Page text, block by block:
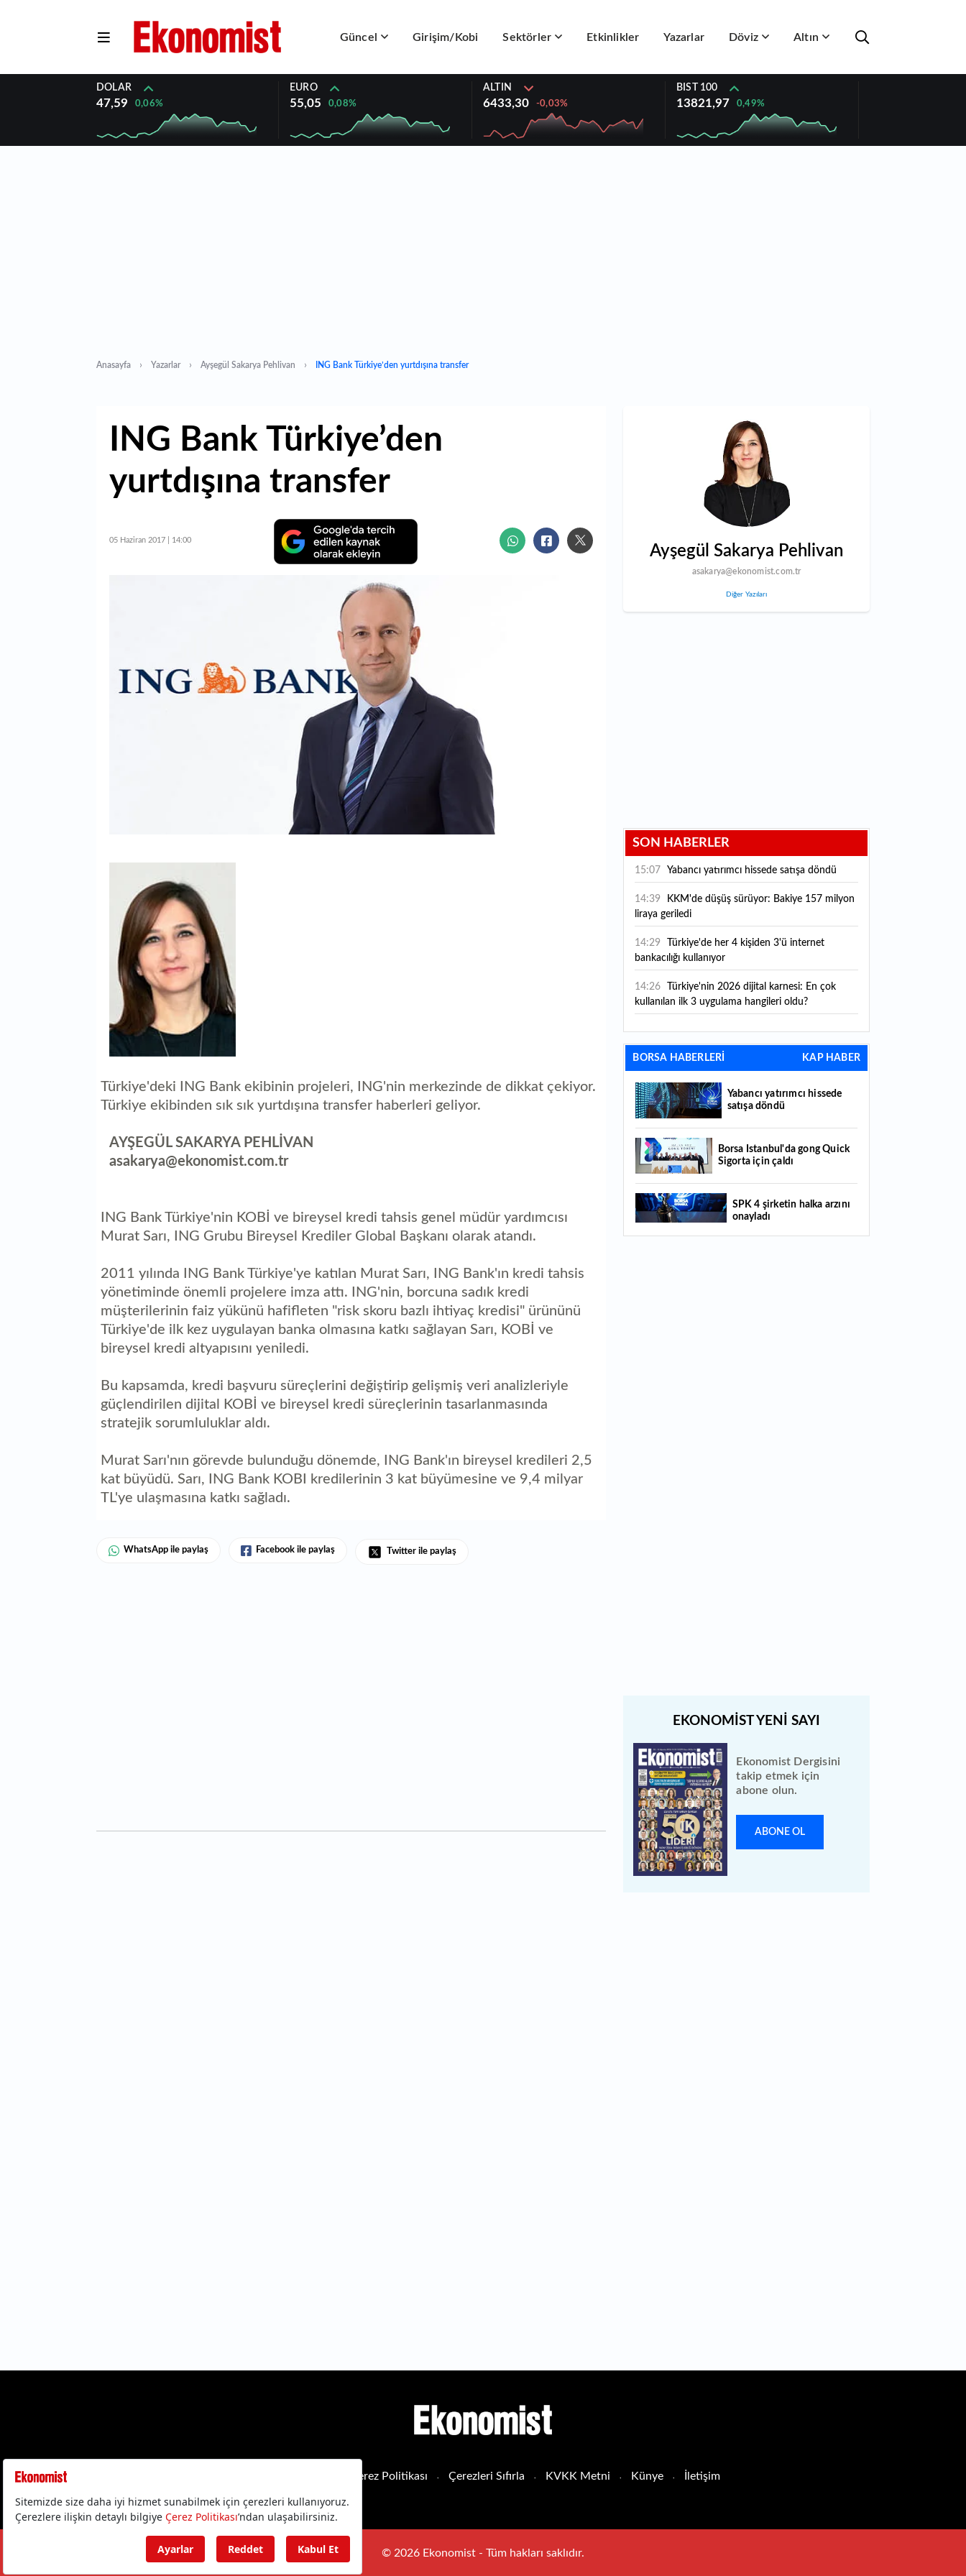
Güncel Girişim/Kobi Sektörler Etkinlikler Yazarlar Döviz Altın
DOLAR
47,59 0,06%
EURO
55,05 0,08%
ALTIN
6433,30 -0,03%
BIST 100
13821,97 0,49%
Anasayfa Yazarlar Ayşegül Sakarya Pehlivan ING Bank Türkiye’den yurtdışına transfer
ING Bank Türkiye’den
yurtdışına transfer
05 Haziran 2017 | 14:00
Türkiye'deki ING Bank ekibinin projeleri, ING'nin merkezinde de dikkat çekiyor.
Türkiye ekibinden sık sık yurtdışına transfer haberleri geliyor.
AYŞEGÜL SAKARYA PEHLİVAN
asakarya@ekonomist.com.tr
ING Bank Türkiye'nin KOBİ ve bireysel kredi tahsis genel müdür yardımcısı
Murat Sarı, ING Grubu Bireysel Krediler Global Başkanı olarak atandı.
2011 yılında ING Bank Türkiye'ye katılan Murat Sarı, ING Bank'ın kredi tahsis
yönetiminde önemli projelere imza attı. ING'nin, borcuna sadık kredi
müşterilerinin faiz yükünü hafifleten "risk skoru bazlı ihtiyaç kredisi" ürününü
Türkiye'de ilk kez uygulayan banka olmasına katkı sağlayan Sarı, KOBİ ve
bireysel kredi altyapısını yeniledi.
Bu kapsamda, kredi başvuru süreçlerini değiştirip gelişmiş veri analizleriyle
güçlendirilen dijital KOBİ ve bireysel kredi süreçlerinin tasarlanmasında
stratejik sorumluluklar aldı.
Murat Sarı'nın görevde bulunduğu dönemde, ING Bank'ın bireysel kredileri 2,5
kat büyüdü. Sarı, ING Bank KOBI kredilerinin 3 kat büyümesine ve 9,4 milyar
TL'ye ulaşmasına katkı sağladı.
WhatsApp ile paylaş Facebook ile paylaş Twitter ile paylaş
Ayşegül Sakarya Pehlivan
asakarya@ekonomist.com.tr
Diğer Yazıları
SON HABERLER
15:07 Yabancı yatırımcı hissede satışa döndü
14:39
liraya geriledi
14:29
bankacılığı kullanıyor
14:26
kullanılan ilk 3 uygulama hangileri oldu?
13:56 A101'in CarrefourSA hamlesine Rekabet
Kurulu'ndan şartlı onay
geleneksel para arasındaki sınırlar kalkıyor
13:37 "İran için askeri, ekonomik ve diplomatik
13:31 Borsa İstanbul'da gong Quick Sigorta için
13:15 Kruvaziyer turizminde büyük hedef:
İstanbul 1 milyon yolcuya hazırlanıyor
BORSA HABERLERİ KAP HABER
Yabancı yatırımcı hissede
satışa döndü
Borsa İstanbul'da gong Quick
Sigorta için çaldı
SPK 4 şirketin halka arzını
onayladı
Ekonomist Dergisini
takip etmek için
abone olun.
ABONE OL
Çerez Politikası Çerezleri Sıfırla KVKK Metni Künye İletişim
© 2026 Ekonomist - Tüm hakları saklıdır.